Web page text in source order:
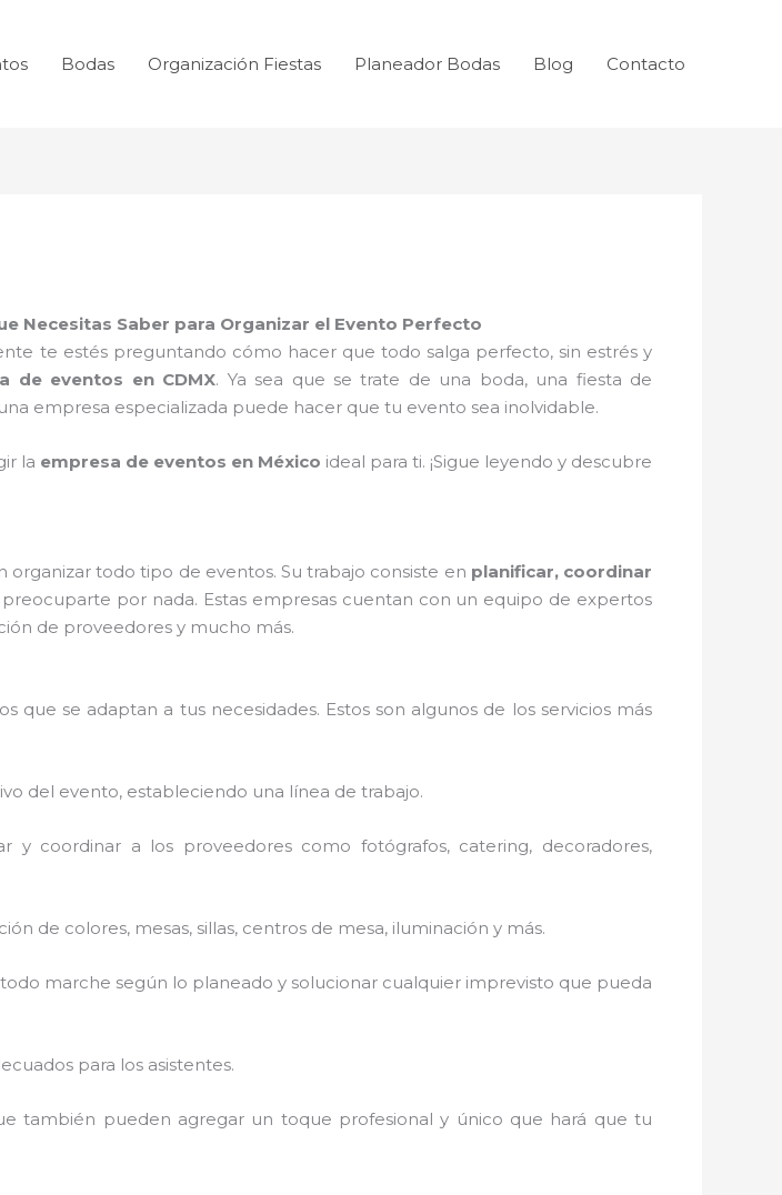
Bodas Organización Fiestas Planeador Bodas Blog Contacto
Necesitas Saber para Organizar el Evento Perfecto
te estés preguntando cómo hacer que todo salga perfecto, sin estrés y
de eventos en CDMX. Ya sea que se trate de una boda, una fiesta de
empresa especializada puede hacer que tu evento sea inolvidable.
la empresa de eventos en México ideal para ti. ¡Sigue leyendo y descubre
organizar todo tipo de eventos. Su trabajo consiste en planificar, coordinar
por nada. Estas empresas cuentan con un equipo de expertos
de proveedores y mucho más.
que se adaptan a tus necesidades. Estos son algunos de los servicios más
del evento, estableciendo una línea de trabajo.
y coordinar a los proveedores como fotógrafos, catering, decoradores,
de colores, mesas, sillas, centros de mesa, iluminación y más.
marche según lo planeado y solucionar cualquier imprevisto que pueda
para los asistentes.
también pueden agregar un toque profesional y único que hará que tu